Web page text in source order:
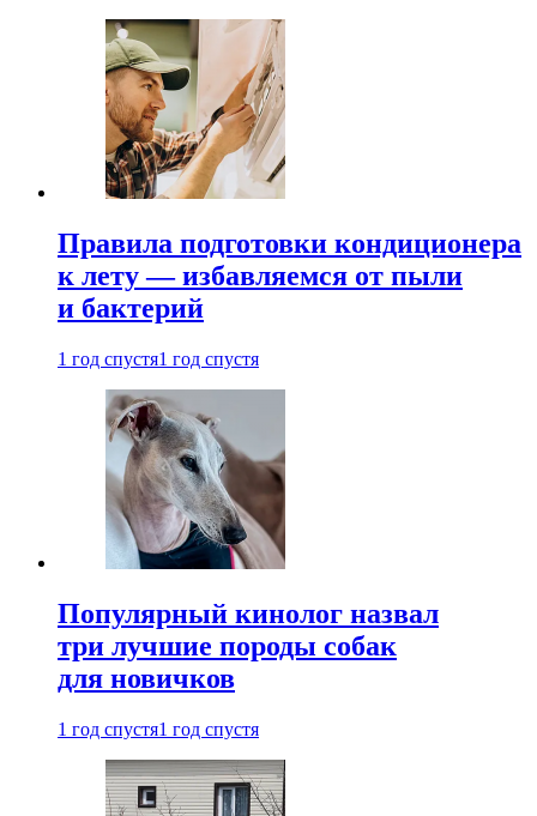
Правила подготовки кондиционера
к лету — избавляемся от пыли
и бактерий
1 год спустя1 год спустя
Популярный кинолог назвал
три лучшие породы собак
для новичков
1 год спустя1 год спустя